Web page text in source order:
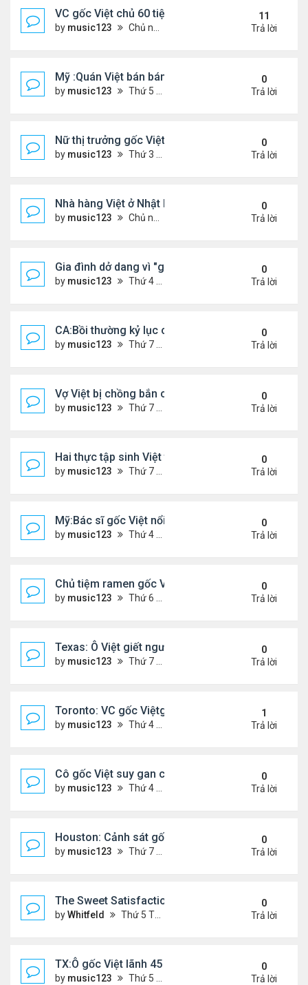
VC gốc Việt chủ 60 tiệm nail trốn thuế $32 triệu
by music123 Chủ nhật Tháng 6 07, 2026 9:21 am
11
Trả lời
Mỹ :Quán Việt bán bánh mì chảo, cà phê mắm
by music123 Thứ 5 Tháng 6 11, 2026 7:57 pm
0
Trả lời
Nữ thị trưởng gốc Việt đầu tiên ở Mỹ tái đắc cử
by music123 Thứ 3 Tháng 6 09, 2026 6:23 pm
0
Trả lời
Nhà hàng Việt ở Nhật bốc cháy dữ dội
by music123 Chủ nhật Tháng 6 07, 2026 9:04 am
0
Trả lời
Gia đình dở dang vì "giấc mơ Mỹ"
by music123 Thứ 4 Tháng 6 03, 2026 6:34 pm
0
Trả lời
CA:Bồi thường kỷ lục cho gia đình gốc Việt ...
by music123 Thứ 7 Tháng 5 30, 2026 5:26 pm
0
Trả lời
Vợ Việt bị chồng bắn chết ở Ba Lan, để lại 2 con
by music123 Thứ 7 Tháng 5 30, 2026 5:09 pm
0
Trả lời
Hai thực tập sinh Việt tử vong thương tâm
by music123 Thứ 7 Tháng 5 30, 2026 5:02 pm
0
Trả lời
Mỹ:Bác sĩ gốc Việt nổi tiếng nhờ món vịt quay Bắc
by music123 Thứ 4 Tháng 5 27, 2026 7:43 pm
0
Trả lời
Chủ tiệm ramen gốc Việt ở Tokyo: 'Người Nhật
by music123 Thứ 6 Tháng 5 22, 2026 7:26 pm
0
Trả lời
Texas: Ô Việt giết người 30 năm trước, vừa mãn
by music123 Thứ 7 Tháng 5 16, 2026 7:39 am
0
Trả lời
Toronto: VC gốc Việtgiết hàng xóm sau mâu
by music123 Thứ 4 Tháng 5 13, 2026 6:56 pm
1
Trả lời
Cô gốc Việt suy gan cấp, hôn mê trong kỳ trăng
by music123 Thứ 4 Tháng 5 13, 2026 5:14 pm
0
Trả lời
Houston: Cảnh sát gốc Việt bị truy tố tội gạ gẫm
by music123 Thứ 7 Tháng 5 02, 2026 7:45 am
0
Trả lời
The Sweet Satisfaction of Idle Empire Building: A
byWhitfeld Thứ 5 Tháng 4 30, 2026 10:35 pm
0
Trả lời
TX:Ô gốc Việt lãnh 45 năm tù vì lạm dụng tình dục
by music123 Thứ 5 Tháng 4 30, 2026 6:28 pm
0
Trả lời